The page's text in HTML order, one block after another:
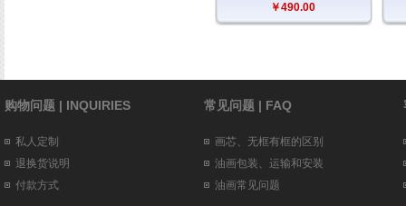
￥490.00
购物问题 | INQUIRIES
私人定制
退换货说明
付款方式
常见问题 | FAQ
画芯、无框有框的区别
油画包装、运输和安装
油画常见问题